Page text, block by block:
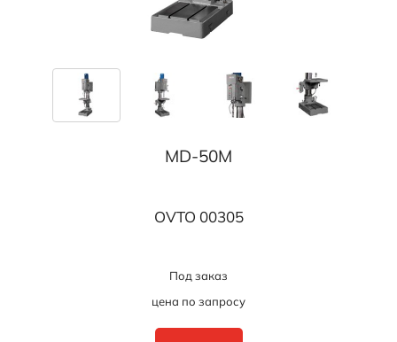
MD-50M
OVTO 00305
Под заказ
цена по запросу